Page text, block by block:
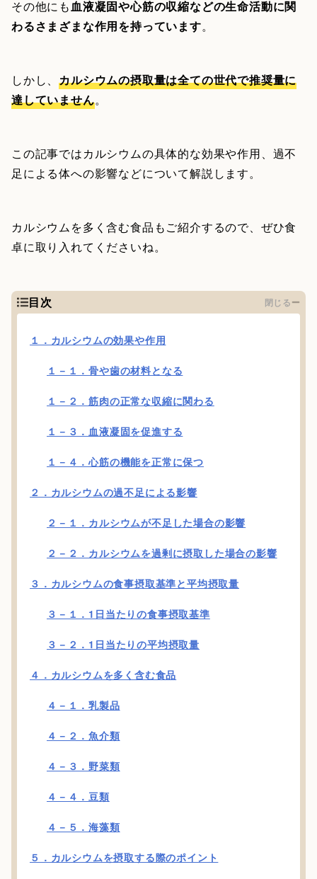
その他にも血液凝固や心筋の収縮などの生命活動に関
わるさまざまな作用を持っています。
しかし、カルシウムの摂取量は全ての世代で推奨量に
達していません。
この記事ではカルシウムの具体的な効果や作用、過不
足による体への影響などについて解説します。
カルシウムを多く含む食品もご紹介するので、ぜひ食
卓に取り入れてくださいね。
目次 閉じる
１．カルシウムの効果や作用
１－１．骨や歯の材料となる
１－２．筋肉の正常な収縮に関わる
１－３．血液凝固を促進する
１－４．心筋の機能を正常に保つ
２．カルシウムの過不足による影響
２－１．カルシウムが不足した場合の影響
２－２．カルシウムを過剰に摂取した場合の影響
３．カルシウムの食事摂取基準と平均摂取量
３－１．1日当たりの食事摂取基準
３－２．1日当たりの平均摂取量
４．カルシウムを多く含む食品
４－１．乳製品
４－２．魚介類
４－３．野菜類
４－４．豆類
４－５．海藻類
５．カルシウムを摂取する際のポイント